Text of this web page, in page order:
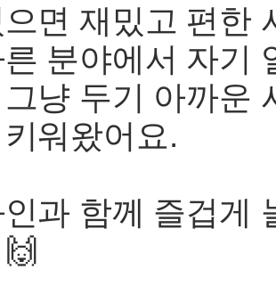
면 재밌고 편한
분야에서 자기
냥 두기 아까운
워왔어요.
과 함께 즐겁게